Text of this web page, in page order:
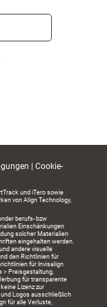
Cookie-
und iTero sowie
von Align Technology,
berufs- bzw
Einschänkungen
solcher Materialien
eingehalten werden.
andere visuelle
den Richtlinien für
für Invisalign
> Preisgestaltung,
für transparente
Lizenz zur
Logos ausschließlich
für alle Verluste,